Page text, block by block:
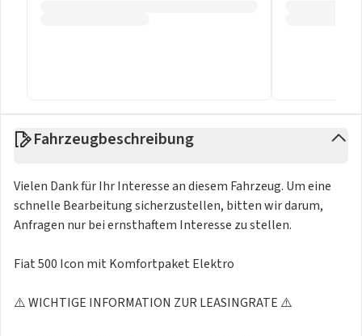
Fahrzeugbeschreibung
Vielen Dank für Ihr Interesse an diesem Fahrzeug. Um eine
schnelle Bearbeitung sicherzustellen, bitten wir darum,
Anfragen nur bei ernsthaftem Interesse zu stellen.
Fiat 500 Icon mit Komfortpaket Elektro
⚠️ WICHTIGE INFORMATION ZUR LEASINGRATE ⚠️